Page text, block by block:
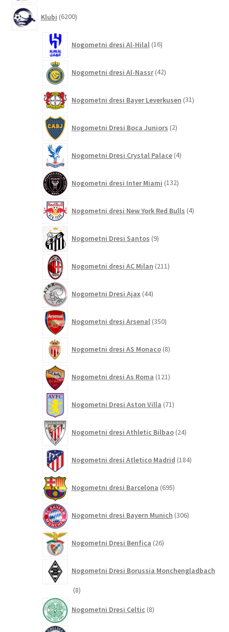
Klubi 6200izdelkov
Nogometni dresi Al-Hilal 16izdelkov
Nogometni dresi Al-Nassr 42izdelkov
Nogometni dresi Bayer Leverkusen 31izdelkov
Nogometni Dresi Boca Juniors 2izdelka
Nogometni Dresi Crystal Palace 4izdelki
Nogometni dresi Inter Miami 132izdelkov
Nogometni dresi New York Red Bulls 4izdelki
Nogometni Dresi Santos 9izdelkov
Nogometni dresi AC Milan 211izdelkov
Nogometni Dresi Ajax 44izdelkov
Nogometni dresi Arsenal 350izdelkov
Nogometni dresi AS Monaco 8izdelkov
Nogometni dresi As Roma 121izdelkov
Nogometni Dresi Aston Villa 71izdelkov
Nogometni dresi Athletic Bilbao 24izdelkov
Nogometni dresi Atletico Madrid 184izdelkov
Nogometni dresi Barcelona 695izdelkov
Nogometni dresi Bayern Munich 306izdelkov
Nogometni Dresi Benfica 26izdelkov
Nogometni Dresi Borussia Monchengladbach
88
Nogometni Dresi Celtic 8izdelkov